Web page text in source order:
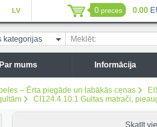
LV 0 preces 0.00
kategorijas Meklēt:
Par mums Informācija
– Ērta piegāde un labākās cenas
CI124.4.10.1 Gultas matrači,
Skatīt